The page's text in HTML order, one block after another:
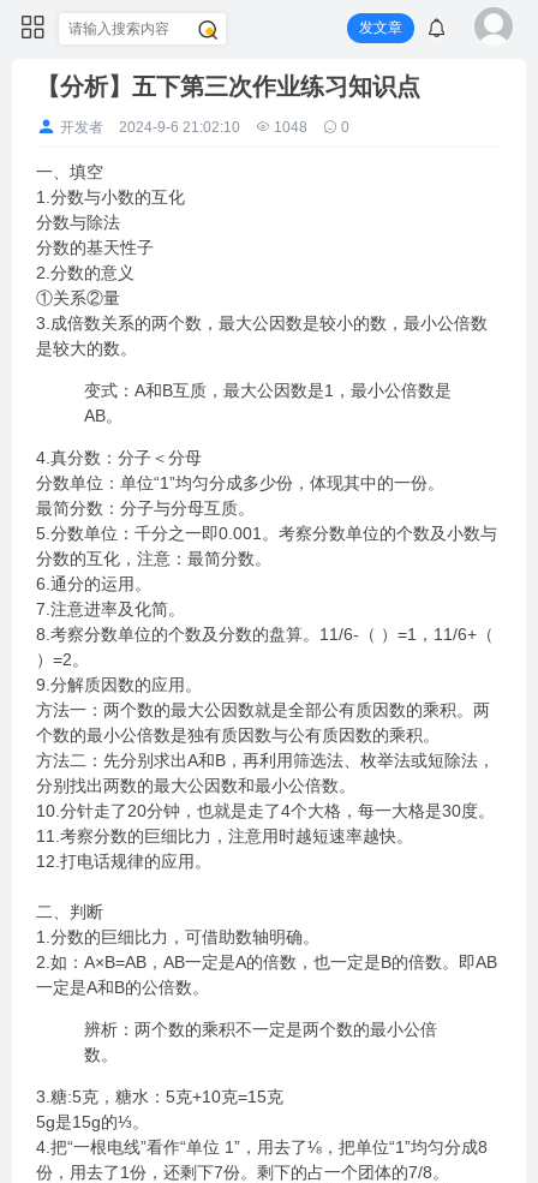
发文章
【分析】五下第三次作业练习知识点
开发者 2024-9-6 21:02:10 1048 0
一、填空
1.分数与小数的互化
分数与除法
分数的基天性子
2.分数的意义
①关系②量
3.成倍数关系的两个数，最大公因数是较小的数，最小公倍数
是较大的数。
变式：A和B互质，最大公因数是1，最小公倍数是
AB。
4.真分数：分子＜分母
分数单位：单位“1”均匀分成多少份，体现其中的一份。
最简分数：分子与分母互质。
5.分数单位：千分之一即0.001。考察分数单位的个数及小数与
分数的互化，注意：最简分数。
6.通分的运用。
7.注意进率及化简。
8.考察分数单位的个数及分数的盘算。11/6-（ ）=1，11/6+（
）=2。
9.分解质因数的应用。
方法一：两个数的最大公因数就是全部公有质因数的乘积。两
个数的最小公倍数是独有质因数与公有质因数的乘积。
方法二：先分别求出A和B，再利用筛选法、枚举法或短除法，
分别找出两数的最大公因数和最小公倍数。
10.分针走了20分钟，也就是走了4个大格，每一大格是30度。
11.考察分数的巨细比力，注意用时越短速率越快。
12.打电话规律的应用。
二、判断
1.分数的巨细比力，可借助数轴明确。
2.如：A×B=AB，AB一定是A的倍数，也一定是B的倍数。即AB
一定是A和B的公倍数。
辨析：两个数的乘积不一定是两个数的最小公倍
数。
3.糖:5克，糖水：5克+10克=15克
5g是15g的⅓。
4.把“一根电线”看作“单位 1”，用去了⅛，把单位“1”均匀分成8
份，用去了1份，还剩下7份。剩下的占一个团体的7/8。